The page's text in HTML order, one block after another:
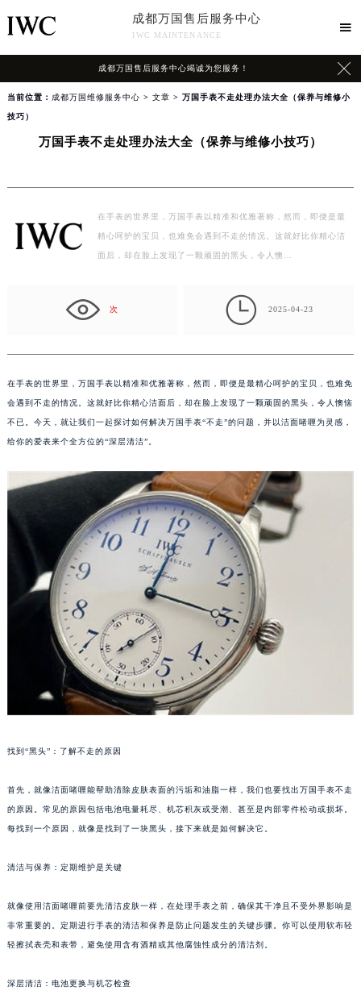
成都万国售后服务中心
IWC MAINTENANCE

成都万国售后服务中心竭诚为您服务！ 
当前位置： 成都万国维修服务中心 > 文章 > 万国手表不走处理办法大全（保养与维修小
技巧）
万国手表不走处理办法大全（保养与维修小技巧）
在手表的世界里，万国手表以精准和优雅著称，然而，即便是最
精心呵护的宝贝，也难免会遇到不走的情况。这就好比你精心洁
面后，却在脸上发现了一颗顽固的黑头，令人懊…
次  2025-04-23
在手表的世界里，万国手表以精准和优雅著称，然而，即便是最精心呵护的宝贝，也难免
会遇到不走的情况。这就好比你精心洁面后，却在脸上发现了一颗顽固的黑头，令人懊恼
不已。今天，就让我们一起探讨如何解决万国手表“不走”的问题，并以洁面啫喱为灵感，
给你的爱表来个全方位的“深层清洁”。
找到“黑头”：了解不走的原因
首先，就像洁面啫喱能帮助清除皮肤表面的污垢和油脂一样，我们也要找出万国手表不走
的原因。常见的原因包括电池电量耗尽、机芯积灰或受潮、甚至是内部零件松动或损坏。
每找到一个原因，就像是找到了一块黑头，接下来就是如何解决它。
清洁与保养：定期维护是关键
就像使用洁面啫喱前要先清洁皮肤一样，在处理手表之前，确保其干净且不受外界影响是
非常重要的。定期进行手表的清洁和保养是防止问题发生的关键步骤。你可以使用软布轻
轻擦拭表壳和表带，避免使用含有酒精或其他腐蚀性成分的清洁剂。
深层清洁：电池更换与机芯检查